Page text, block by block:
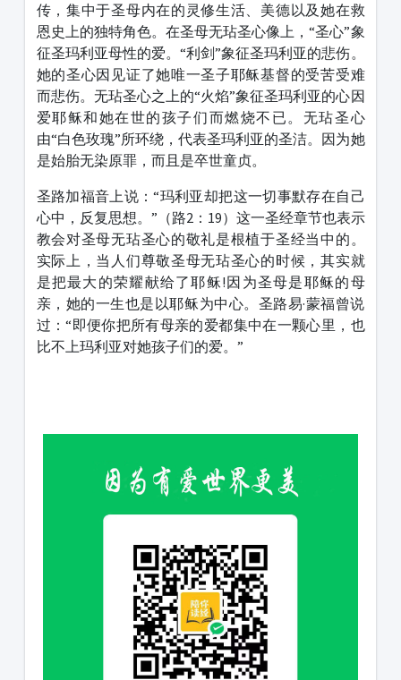
传，集中于圣母内在的灵修生活、美德以及她在救
恩史上的独特角色。在圣母无玷圣心像上，“圣心”象
征圣玛利亚母性的爱。“利剑”象征圣玛利亚的悲伤。
她的圣心因见证了她唯一圣子耶稣基督的受苦受难
而悲伤。无玷圣心之上的“火焰”象征圣玛利亚的心因
爱耶稣和她在世的孩子们而燃烧不已。无玷圣心
由“白色玫瑰”所环绕，代表圣玛利亚的圣洁。因为她
是始胎无染原罪，而且是卒世童贞。
圣路加福音上说：“玛利亚却把这一切事默存在自己
心中，反复思想。”（路2：19）这一圣经章节也表示
教会对圣母无玷圣心的敬礼是根植于圣经当中的。
实际上，当人们尊敬圣母无玷圣心的时候，其实就
是把最大的荣耀献给了耶稣!因为圣母是耶稣的母
亲，她的一生也是以耶稣为中心。圣路易·蒙福曾说
过：“即便你把所有母亲的爱都集中在一颗心里，也
比不上玛利亚对她孩子们的爱。”